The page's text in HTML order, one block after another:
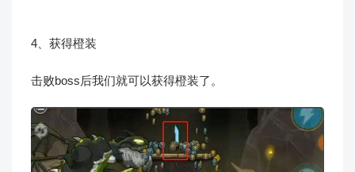
4、获得橙装
击败boss后我们就可以获得橙装了。